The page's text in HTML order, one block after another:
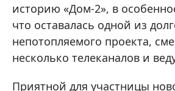
историю «Дом-2», в
что оставалась одной из
непотопляемого проекта,
несколько телеканалов и
Приятной для участницы